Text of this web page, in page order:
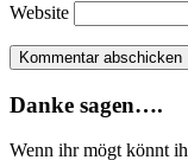
Website
Danke sagen….
Wenn ihr mögt könnt